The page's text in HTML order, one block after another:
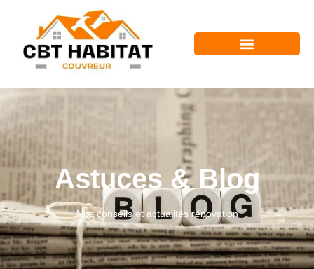
Astuces & Blog
Nos conseils et actualités rénovation